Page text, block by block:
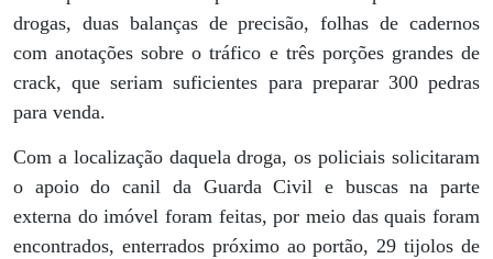
drogas, duas balanças de precisão, folhas de cadernos
com anotações sobre o tráfico e três porções grandes de
crack, que seriam suficientes para preparar 300 pedras
para venda.
Com a localização daquela droga, os policiais solicitaram
o apoio do canil da Guarda Civil e buscas na parte
externa do imóvel foram feitas, por meio das quais foram
encontrados, enterrados próximo ao portão, 29 tijolos de